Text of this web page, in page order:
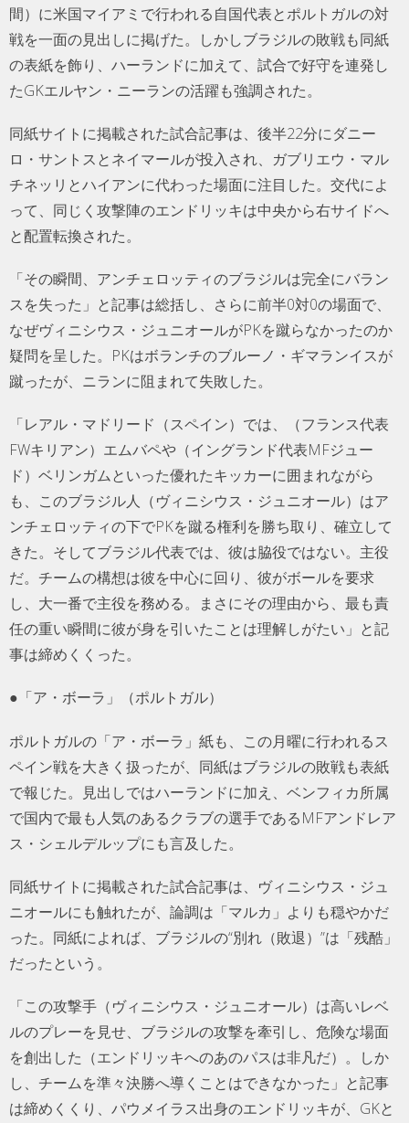
間）に米国マイアミで行われる自国代表とポルトガルの対
戦を一面の見出しに掲げた。しかしブラジルの敗戦も同紙
の表紙を飾り、ハーランドに加えて、試合で好守を連発し
たGKエルヤン・ニーランの活躍も強調された。
同紙サイトに掲載された試合記事は、後半22分にダニー
ロ・サントスとネイマールが投入され、ガブリエウ・マル
チネッリとハイアンに代わった場面に注目した。交代によ
って、同じく攻撃陣のエンドリッキは中央から右サイドへ
と配置転換された。
「その瞬間、アンチェロッティのブラジルは完全にバラン
スを失った」と記事は総括し、さらに前半0対0の場面で、
なぜヴィニシウス・ジュニオールがPKを蹴らなかったのか
疑問を呈した。PKはボランチのブルーノ・ギマランイスが
蹴ったが、ニランに阻まれて失敗した。
「レアル・マドリード（スペイン）では、（フランス代表
FWキリアン）エムバペや（イングランド代表MFジュー
ド）ベリンガムといった優れたキッカーに囲まれながら
も、このブラジル人（ヴィニシウス・ジュニオール）はア
ンチェロッティの下でPKを蹴る権利を勝ち取り、確立して
きた。そしてブラジル代表では、彼は脇役ではない。主役
だ。チームの構想は彼を中心に回り、彼がボールを要求
し、大一番で主役を務める。まさにその理由から、最も責
任の重い瞬間に彼が身を引いたことは理解しがたい」と記
事は締めくくった。
●「ア・ボーラ」（ポルトガル）
ポルトガルの「ア・ボーラ」紙も、この月曜に行われるス
ペイン戦を大きく扱ったが、同紙はブラジルの敗戦も表紙
で報じた。見出しではハーランドに加え、ベンフィカ所属
で国内で最も人気のあるクラブの選手であるMFアンドレア
ス・シェルデルップにも言及した。
同紙サイトに掲載された試合記事は、ヴィニシウス・ジュ
ニオールにも触れたが、論調は「マルカ」よりも穏やかだ
った。同紙によれば、ブラジルの“別れ（敗退）”は「残酷」
だったという。
「この攻撃手（ヴィニシウス・ジュニオール）は高いレベ
ルのプレーを見せ、ブラジルの攻撃を牽引し、危険な場面
を創出した（エンドリッキへのあのパスは非凡だ）。しか
し、チームを準々決勝へ導くことはできなかった」と記事
は締めくくり、パウメイラス出身のエンドリッキが、GKと